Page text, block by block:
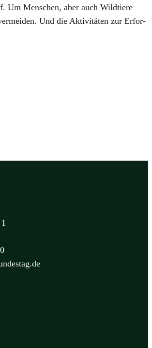
Um Men­schen, aber auch Wild­tie­re
Und die Akti­vi­tä­ten zur Erfor­